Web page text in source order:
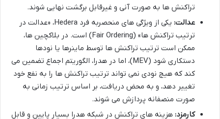
تراکنش ها به صورت آنی و غیرقابل برگشت نهایی شوند.
عدالت:
یکی از ویژگی های منحصربه فرد Hedera، «عدالت در
ترتیب تراکنش ها» (Fair Ordering) است. در بلاکچین ها،
ممکن است ترتیب تراکنش ها توسط ماینرها یا نودها
دستکاری شود (MEV)، اما در هدرا، الگوریتم اجماع تضمین می
کند که هیچ نودی نمی تواند ترتیب تراکنش ها را به نفع خود
تغییر دهد، و به محض دریافت، بر اساس ترتیب زمانی به
صورت منصفانه پردازش می شوند.
کارمزد: هزینه های تراکنش در شبکه هدرا بسیار پایین و قابل